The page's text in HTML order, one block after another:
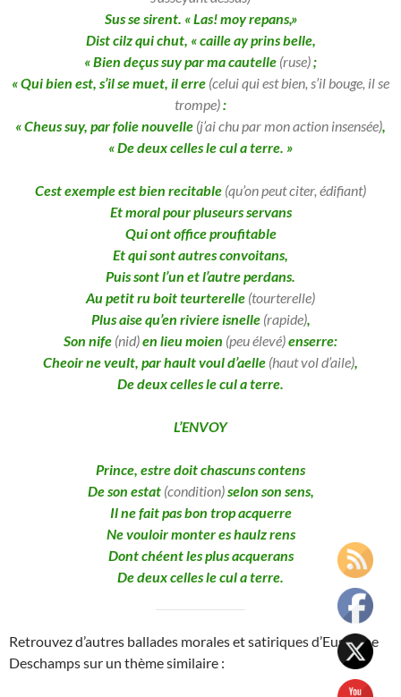
Sus se sirent. « Las! moy repans,»
Dist cilz qui chut, « caille ay prins belle,
« Bien deçus suy par ma cautelle (ruse);
« Qui bien est, s’il se muet, il erre (celui qui est bien, s’il bouge, il se
trompe):
« Cheus suy, par folie nouvelle (j’ai chu par mon action insensée),
« De deux celles le cul a terre. »
Cest exemple est bien recitable (qu’on peut citer, édifiant)
Et moral pour pluseurs servans
Qui ont office proufitable
Et qui sont autres convoitans,
Puis sont l’un et l’autre perdans.
Au petit ru boit teurterelle (tourterelle)
Plus aise qu’en riviere isnelle (rapide),
Son nife (nid)en lieu moien (peu élevé)enserre:
Cheoir ne veult, par hault voul d’aelle (haut vol d’aile),
De deux celles le cul a terre.
L’ENVOY
Prince, estre doit chascuns contens
De son estat (condition)selon son sens,
Il ne fait pas bon trop acquerre
Ne vouloir monter es haulz rens
Dont chéent les plus acquerans
De deux celles le cul a terre.
Retrouvez d’autres ballades morales et satiriques d’Eustache
Deschamps sur un thème similaire :